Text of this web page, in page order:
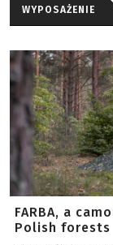
WYPOSAŻENIE
FARBA, a
Polish forests